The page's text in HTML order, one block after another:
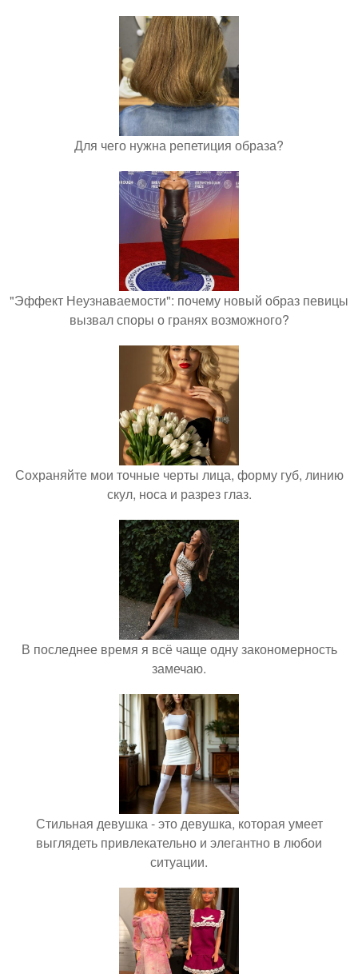
Для чего нужна репетиция образа?
"Эффект Неузнаваемости": почему новый образ певицы
вызвал споры о гранях возможного?
Сохраняйте мои точные черты лица, форму губ, линию
скул, носа и разрез глаз.
В последнее время я всё чаще одну закономерность
замечаю.
Стильная девушка - это девушка, которая умеет
выглядеть привлекательно и элегантно в любои
ситуации.